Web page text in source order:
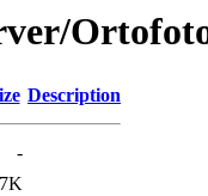
Description
-